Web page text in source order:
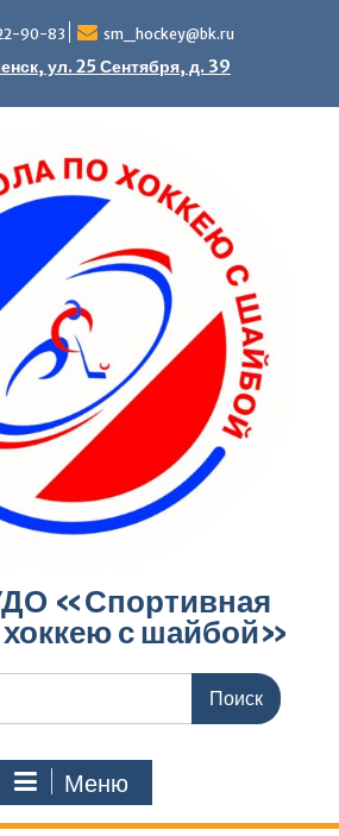
90-83 sm_hockey@bk.ru
ул. 25 Сентября, д. 39
«‎Спортивная
с шайбой»‎
Меню